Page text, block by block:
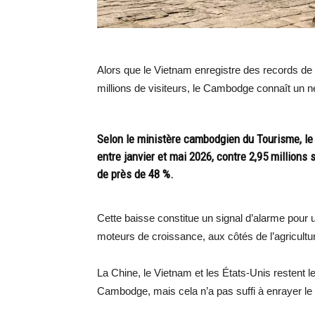
Alors que le Vietnam enregistre des records
millions de visiteurs, le Cambodge connaît un
Selon le ministère cambodgien du Tourisme,
entre janvier et mai 2026, contre 2,95 millions
de près de 48 %.
Cette baisse constitue un signal d’alarme
moteurs de croissance, aux côtés de
La Chine, le Vietnam et les États-Unis restent
Cambodge, mais cela n’a pas suffi à enrayer